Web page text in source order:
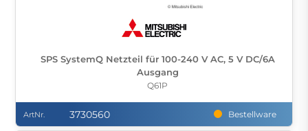
SPS SystemQ Netzteil für 100-240 V AC, 5 V DC/6A
Ausgang
Q61P
ArtNr. 3730560 Bestellware